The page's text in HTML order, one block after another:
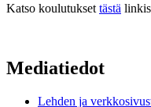
Katso koulutukset tästä
Mediatiedot
Lehden ja